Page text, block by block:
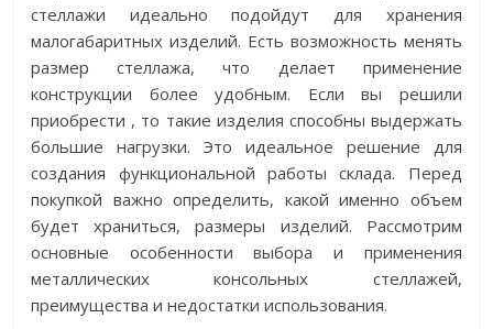
стеллажи идеально подойдут для хранения
малогабаритных изделий. Есть возможность менять
размер стеллажа, что делает применение
конструкции более удобным. Если вы решили
приобрести , то такие изделия способны выдержать
большие нагрузки. Это идеальное решение для
создания функциональной работы склада. Перед
покупкой важно определить, какой именно объем
будет храниться, размеры изделий. Рассмотрим
основные особенности выбора и применения
металлических консольных стеллажей,
преимущества и недостатки использования.